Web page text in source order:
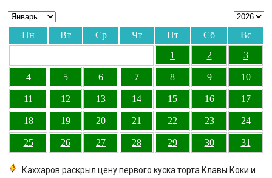
Пн Вт Ср Чт Пт Сб
Вс
1
2 3
4 5 6 7 8 9 10
11 12 13 14 15 16 17
18 19 20 21 22 23 24
25 26 27 28 29 30 31
Каххаров раскрыл цену первого куска торта Клавы Коки и